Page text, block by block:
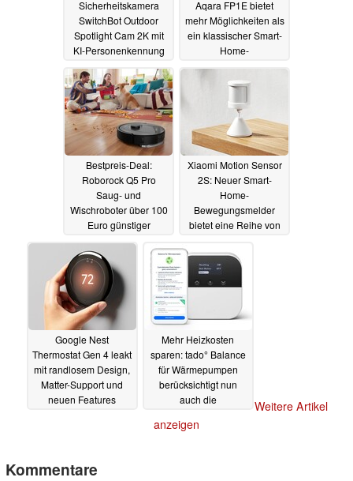
Sicherheitskamera
SwitchBot Outdoor
Spotlight Cam 2K mit
KI-Personenkennung
12.08.2024
Aqara FP1E bietet
mehr Möglichkeiten als
ein klassischer Smart-
Home-
06.08.2024
Bestpreis-Deal:
Roborock Q5 Pro
Saug- und
Wischroboter über 100
Euro günstiger
05.08.2024
Xiaomi Motion Sensor
2S: Neuer Smart-
Home-
Bewegungsmelder
bietet eine Reihe von
04.08.2024
Google Nest
Thermostat Gen 4 leakt
mit randlosem Design,
Matter-Support und
neuen Features
Mehr Heizkosten
sparen: tado° Balance
für Wärmepumpen
berücksichtigt nun
auch die
01.08.2024
Weitere Artikel
anzeigen
Kommentare